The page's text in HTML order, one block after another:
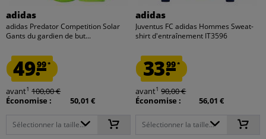
adidas
adidas Predator Competition Solar
Gants du gardien de but...
49.99*
avant1 100,00 €
Économise :
50,01 €
Sélectionner la taille...
adidas
Juventus FC adidas Hommes Sweat-
shirt d'entraînement IT3596
33.99*
avant1 90,00 €
Économise :
56,01 €
Sélectionner la taille...